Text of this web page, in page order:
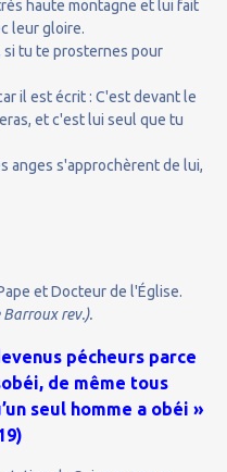
haute montagne et lui fait
leur gloire.
si tu te prosternes pour
il est écrit : C'est devant le
et c'est lui seul que tu
anges s'approchèrent de lui,
et Docteur de l'Église.
Barroux rev.).
pécheurs parce
de même tous
seul homme a obéi »